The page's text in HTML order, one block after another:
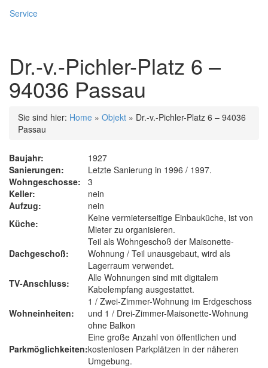
Service
Dr.-v.-Pichler-Platz 6 –
94036 Passau
Sie sind hier: Home » Objekt » Dr.-v.-Pichler-Platz 6 – 94036
Passau
Baujahr:
1927
Sanierungen:
Letzte Sanierung in 1996 / 1997.
Wohngeschosse:
3
Keller:
nein
Aufzug:
nein
Küche:
Keine vermieterseitige Einbauküche, ist von
Mieter zu organisieren.
Dachgeschoß:
Teil als Wohngeschoß der Maisonette-
Wohnung / Teil unausgebaut, wird als
Lagerraum verwendet.
TV-Anschluss:
Alle Wohnungen sind mit digitalem
Kabelempfang ausgestattet.
Wohneinheiten:
1 / Zwei-Zimmer-Wohnung im Erdgeschoss
und 1 / Drei-Zimmer-Maisonette-Wohnung
ohne Balkon
Parkmöglichkeiten:
Eine große Anzahl von öffentlichen und
kostenlosen Parkplätzen in der näheren
Umgebung.